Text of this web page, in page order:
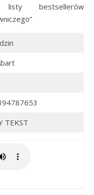
bestsellerów
TEKST